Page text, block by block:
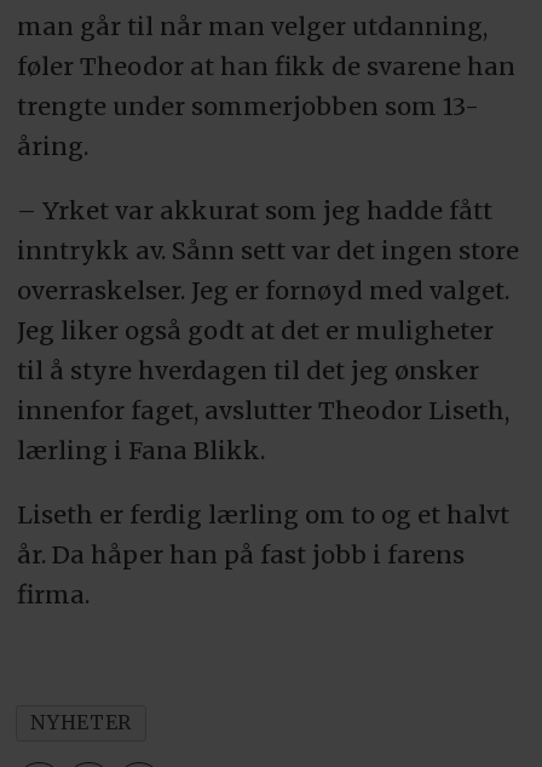
man går til når man velger utdanning,
føler Theodor at han fikk de svarene han
trengte under sommerjobben som 13-
åring.
– Yrket var akkurat som jeg hadde fått
inntrykk av. Sånn sett var det ingen store
overraskelser. Jeg er fornøyd med valget.
Jeg liker også godt at det er muligheter
til å styre hverdagen til det jeg ønsker
innenfor faget, avslutter Theodor Liseth,
lærling i Fana Blikk.
Liseth er ferdig lærling om to og et halvt
år. Da håper han på fast jobb i farens
firma.
NYHETER